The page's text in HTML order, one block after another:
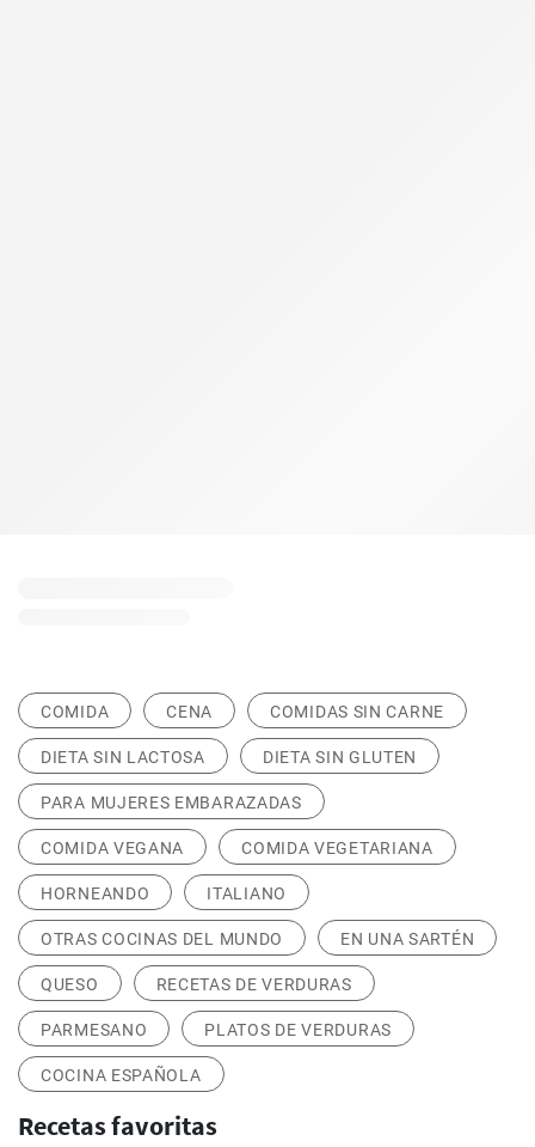
COMIDA CENA COMIDAS SIN CARNE
DIETA SIN LACTOSA DIETA SIN GLUTEN
PARA MUJERES EMBARAZADAS
COMIDA VEGANA COMIDA VEGETARIANA
HORNEANDO ITALIANO
OTRAS COCINAS DEL MUNDO EN UNA SARTÉN
QUESO RECETAS DE VERDURAS
PARMESANO PLATOS DE VERDURAS
COCINA ESPAÑOLA
Recetas favoritas